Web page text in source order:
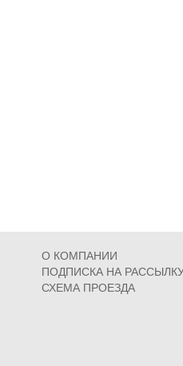
О КОМПАНИИ
ПОДПИСКА НА
СХЕМА ПРОЕЗДА